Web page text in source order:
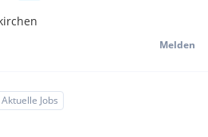
Melden
Aktuelle Jobs